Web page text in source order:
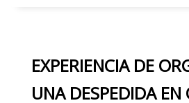
EXPERIENCIA DE
UNA DESPEDIDA EN